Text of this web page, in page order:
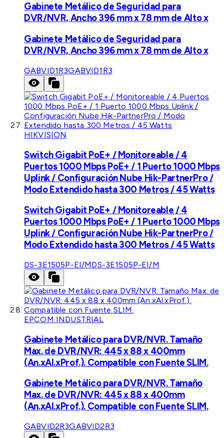
Gabinete Metálico de Seguridad para
DVR/NVR, Ancho 396 mm x 78 mm de Alto x
Gabinete Metálico de Seguridad para
DVR/NVR, Ancho 396 mm x 78 mm de Alto x
GABVID1R3GABVID1R3
HIKVISION
Switch Gigabit PoE+ / Monitoreable / 4
Puertos 1000 Mbps PoE+ / 1 Puerto 1000 Mbps
Uplink / Configuración Nube Hik-PartnerPro /
Modo Extendido hasta 300 Metros / 45 Watts
Switch Gigabit PoE+ / Monitoreable / 4
Puertos 1000 Mbps PoE+ / 1 Puerto 1000 Mbps
Uplink / Configuración Nube Hik-PartnerPro /
Modo Extendido hasta 300 Metros / 45 Watts
DS-3E1505P-EI/MDS-3E1505P-EI/M
EPCOM INDUSTRIAL
Gabinete Metálico para DVR/NVR. Tamaño
Max. de DVR/NVR: 445 x 88 x 400mm
(An.xAl.xProf.). Compatible con Fuente SLIM.
Gabinete Metálico para DVR/NVR. Tamaño
Max. de DVR/NVR: 445 x 88 x 400mm
(An.xAl.xProf.). Compatible con Fuente SLIM.
GABVID2R3GABVID2R3